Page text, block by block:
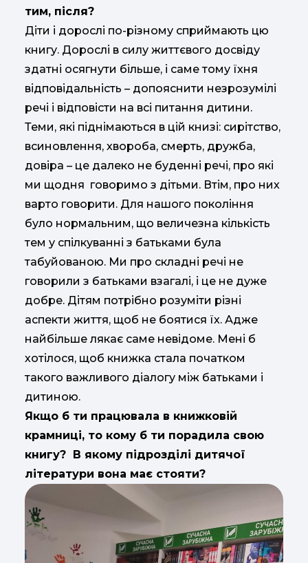
тим, після?
Діти і дорослі по-різному сприймають цю
книгу. Дорослі в силу життєвого досвіду
здатні осягнути більше, і саме тому їхня
відповідальність – допояснити незрозумілі
речі і відповісти на всі питання дитини.
Теми, які піднімаються в цій книзі: сирітство,
всиновлення, хвороба, смерть, дружба,
довіра – це далеко не буденні речі, про які
ми щодня говоримо з дітьми. Втім, про них
варто говорити. Для нашого покоління
було нормальним, що величезна кількість
тем у спілкуванні з батьками була
табуйованою. Ми про складні речі не
говорили з батьками взагалі, і це не дуже
добре. Дітям потрібно розуміти різні
аспекти життя, щоб не боятися їх. Адже
найбільше лякає саме невідоме. Мені б
хотілося, щоб книжка стала початком
такого важливого діалогу між батьками і
дитиною.
Якщо б ти працювала в книжковій
крамниці, то кому б ти порадила свою
книгу? В якому підрозділі дитячої
літератури вона має стояти?